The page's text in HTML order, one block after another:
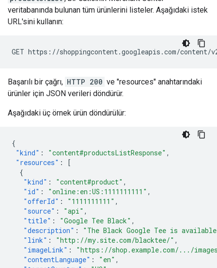
veritabanında bulunan tüm ürünlerini listeler. Aşağıdaki istek
URL'sini kullanın:
Başarılı bir çağrı, HTTP 200 ve "resources" anahtarındaki
ürünler için JSON verileri döndürür.
Aşağıdaki üç örnek ürün döndürülür:
{
"kind" : "content#productsListResponse" ,
"resources" :
[
{
"kind" : "content#product" ,
"id" : "online:en:US:1111111111" ,
"offerId" : "1111111111" ,
"source" : "api" ,
"title" : "Google Tee Black" ,
"description" :
"The Black Google Tee is
"link" : "http://my.site.com/blacktee/" ,
"imageLink" :
"https://shop.example.com/.../images/
"contentLanguage" : "en" ,